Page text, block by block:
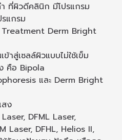
ที่ผิวดีคลินิก มีโปรแกรม
แกรม
Treatment Derm Bright
าสู่เซลล์ผิวแบบไม่ใช้เข็ม
คือ Bipola
และ Derm Bright
สง
DFML Laser,
Laser, DFHL, Helios II,